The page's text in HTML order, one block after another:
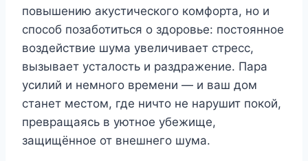
повышению акустического комфорта, но и
способ позаботиться о здоровье: постоянное
воздействие шума увеличивает стресс,
вызывает усталость и раздражение. Пара
усилий и немного времени — и ваш дом
станет местом, где ничто не нарушит покой,
превращаясь в уютное убежище,
защищённое от внешнего шума.